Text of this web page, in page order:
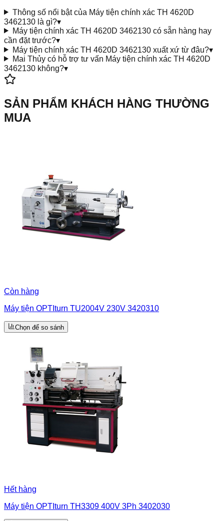
Thông số nổi bật của Máy tiện chính xác TH 4620D
3462130 là gì?▾
Máy tiện chính xác TH 4620D 3462130 có sẵn hàng hay
cần đặt trước?▾
Máy tiện chính xác TH 4620D 3462130 xuất xứ từ đâu?▾
Mai Thủy có hỗ trợ tư vấn Máy tiện chính xác TH 4620D
3462130 không?▾
SẢN PHẨM KHÁCH HÀNG THƯỜNG
MUA
Còn hàng
Máy tiện OPTIturn TU2004V 230V 3420310
Chọn để so sánh
Hết hàng
Máy tiện OPTIturn TH3309 400V 3Ph 3402030